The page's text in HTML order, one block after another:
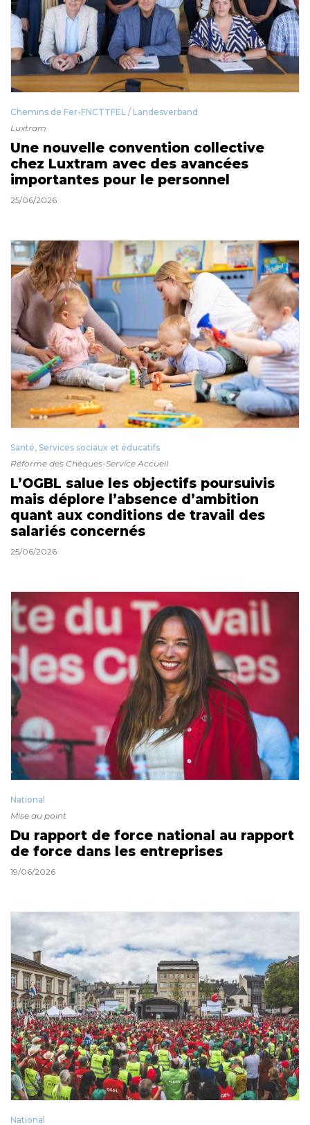
Chemins de Fer-FNCTTFEL / Landesverband
Luxtram
Une nouvelle convention collective
chez Luxtram avec des avancées
importantes pour le personnel
25/06/2026
Santé, Services sociaux et éducatifs
Réforme des Chèques-Service Accueil
L’OGBL salue les objectifs poursuivis
mais déplore l’absence d’ambition
quant aux conditions de travail des
salariés concernés
25/06/2026
National
Mise au point
Du rapport de force national au rapport
de force dans les entreprises
19/06/2026
National